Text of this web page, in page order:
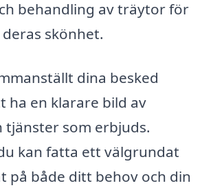
behandling av träytor för
skönhet.
dina besked
ha en klarare bild av
tjänster som erbjuds.
kan fatta ett välgrundat
på både ditt behov och din